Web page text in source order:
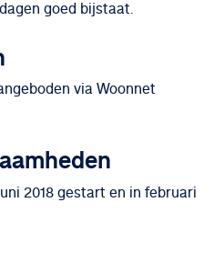
goed bijstaat.
via Woonnet
2018 gestart en in februari